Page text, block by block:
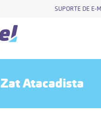
SUPORTE DE E-
Zat Atacadista